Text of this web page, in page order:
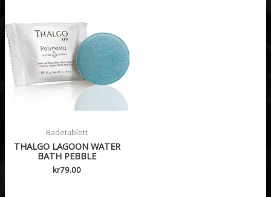
Badetablett
THALGO LAGOON WATER
BATH PEBBLE
kr79.00